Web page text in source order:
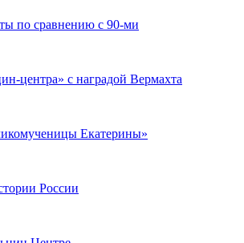
по сравнению с 90-ми
центра» с наградой Вермахта
Екатерины»
России